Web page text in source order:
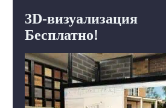
3D-визуализация
Бесплатно!